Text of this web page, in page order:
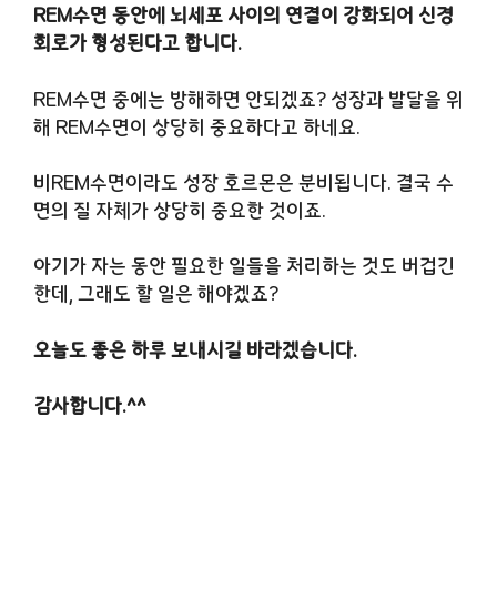
REM수면 동안에 뇌세포 사이의 연결이 강화되어 신경
회로가 형성된다고 합니다.
REM수면 중에는 방해하면 안되겠죠? 성장과 발달을 위
해 REM수면이 상당히 중요하다고 하네요.
비REM수면이라도 성장 호르몬은 분비됩니다. 결국 수
면의 질 자체가 상당히 중요한 것이죠.
아기가 자는 동안 필요한 일들을 처리하는 것도 버겁긴
한데, 그래도 할 일은 해야겠죠?
오늘도 좋은 하루 보내시길 바라겠습니다.
감사합니다.^^